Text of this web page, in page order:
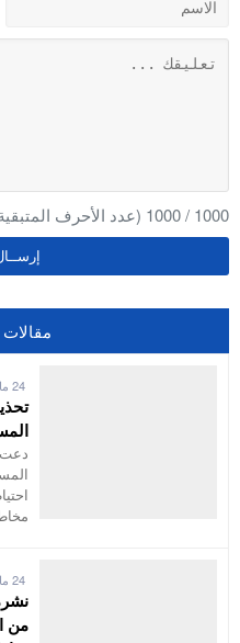
1000
/
1000 (عدد الأحرف
24 ماي 2026
دعت
24 ماي 2026
من